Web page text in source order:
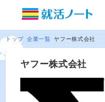
トップ 企業一覧 ヤフー株式会社
ヤフー株式会社